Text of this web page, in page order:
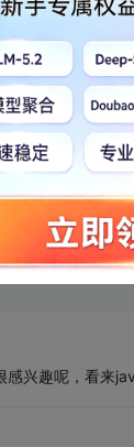
态 举报
兴趣呢，看来